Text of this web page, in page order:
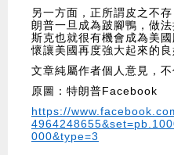
另一方面，正所謂皮之不
朗普一旦成為跛腳鴨，做
斯克也就很有機會成為美
懷讓美國再度強大起來的良
文章純屬作者個人意見，
原圖：特朗普Facebook
https://
000&type=3